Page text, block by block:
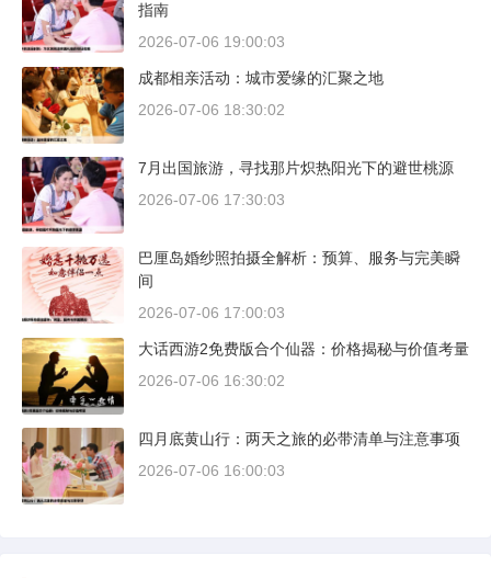
指南
2026-07-06 19:00:03
成都相亲活动：城市爱缘的汇聚之地
2026-07-06 18:30:02
7月出国旅游，寻找那片炽热阳光下的避世桃源
2026-07-06 17:30:03
巴厘岛婚纱照拍摄全解析：预算、服务与完美瞬
间
2026-07-06 17:00:03
大话西游2免费版合个仙器：价格揭秘与价值考量
2026-07-06 16:30:02
四月底黄山行：两天之旅的必带清单与注意事项
2026-07-06 16:00:03